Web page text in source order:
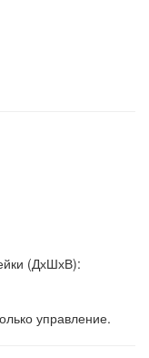
(ДхШхВ):
управление.